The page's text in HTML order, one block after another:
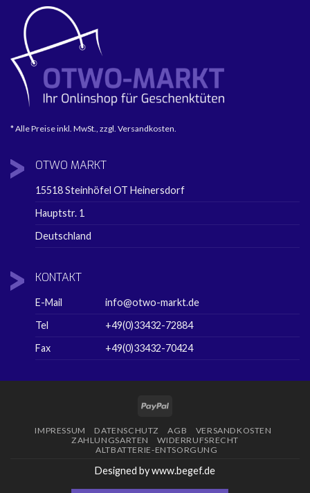
* Alle Preise inkl. MwSt., zzgl. Versandkosten.
OTWO MARKT
15518 Steinhöfel OT Heinersdorf
Hauptstr. 1
Deutschland
KONTAKT
E-Mail
info@otwo-markt.de
Tel
+49(0)33432-72884
Fax
+49(0)33432-70424
PayPal
IMPRESSUM DATENSCHUTZ AGB
VERSANDKOSTEN
ZAHLUNGSARTEN
WIDERRUFSRECHT
ALTBATTERIE-ENTSORGUNG
Designed by www.begef.de